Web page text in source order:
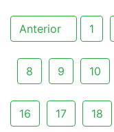
Anterior 1
8 9 10
16 17 18